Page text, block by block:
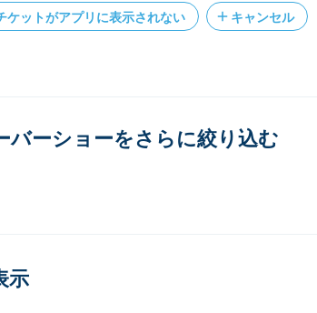
ケットがアプリに表示されない
キャンセル
バーショーをさらに絞り込む
示